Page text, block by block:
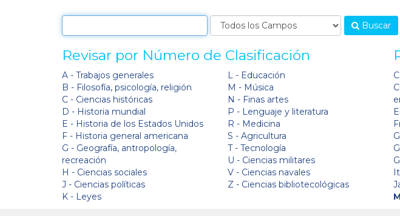
Buscar
Revisar por Número de Clasificación
A - Trabajos generales
B - Filosofía, psicología, religión
C - Ciencias históricas
D - Historia mundial
E - Historia de los Estados Unidos
F - Historia general americana
G - Geografía, antropología,
recreación
H - Ciencias sociales
J - Ciencias políticas
K - Leyes
L - Educación
M - Música
N - Finas artes
P - Lenguaje y literatura
R - Medicina
S - Agricultura
T - Tecnología
U - Ciencias militares
V - Ciencias navales
Z - Ciencias bibliotecológicas